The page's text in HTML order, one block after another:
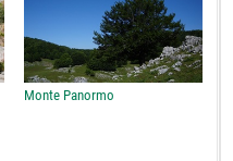
Monte Panormo